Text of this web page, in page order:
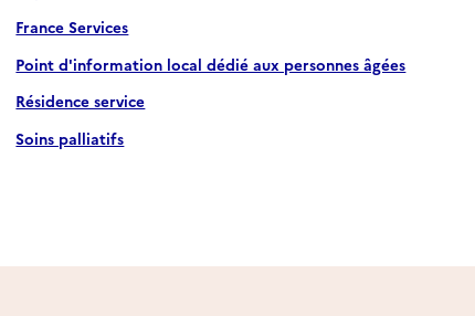
France Services
Point d'information local dédié aux personnes âgées
Résidence service
Soins palliatifs